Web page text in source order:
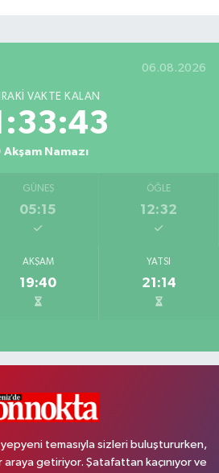
06.08.2026
VAKTE KALAN
Akşam Namazı
GÜNEŞ
05:15
ÖĞLE
12:32
AKŞAM
19:40
YATSI
21:14
temasıyla sizleri buluştururken,
getiriyor. Şatafattan kaçınıyor ve